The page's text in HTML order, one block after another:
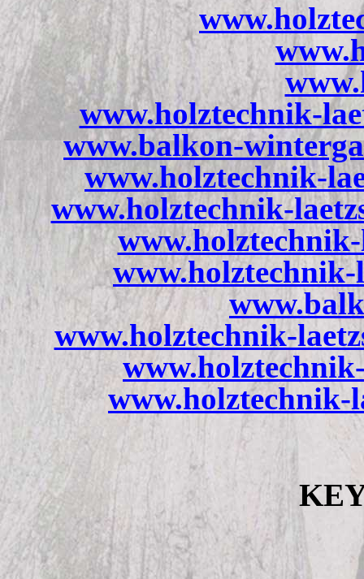
www.holztechnik-
www.balkon-
www.holztechnik-
www.holztechnik-
www.holztechnik-
www.holztechnik-